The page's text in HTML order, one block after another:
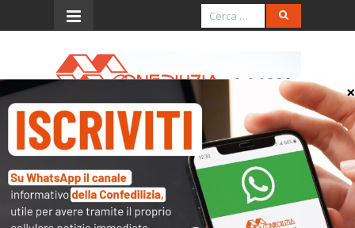
Menu
Tabella interessi legali
Periodo
Interesse applicabile